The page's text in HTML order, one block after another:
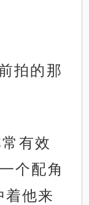
拍的那
有效
个配角
着他来